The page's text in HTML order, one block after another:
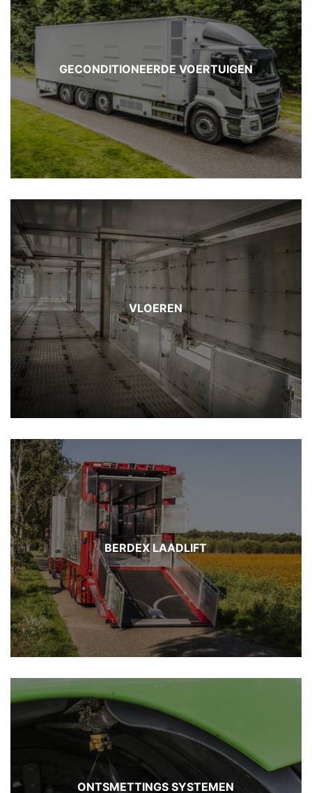
GECONDITIONEERDE VOERTUIGEN
VLOEREN
BERDEX LAADLIFT
ONTSMETTINGS SYSTEMEN